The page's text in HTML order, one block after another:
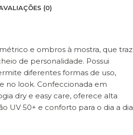
(0)
e ombros à mostra, que traz
de personalidade. Possui
diferentes formas de uso,
no look. Confeccionada em
dry e easy care, oferece alta
UV 50+ e conforto para o dia a dia